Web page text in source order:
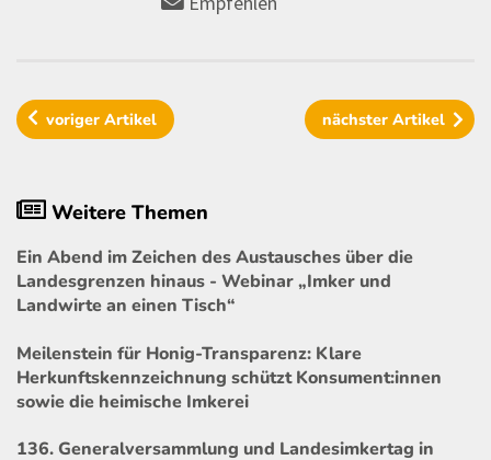
vorigerArtikel nächster Artikel
Weitere Themen
Ein Abend im Zeichen des Austausches über die
Landesgrenzen hinaus - Webinar „Imker und
Landwirte an einen Tisch“
Meilenstein für Honig-Transparenz: Klare
Herkunftskennzeichnung schützt Konsument:innen
sowie die heimische Imkerei
136. Generalversammlung und Landesimkertag in